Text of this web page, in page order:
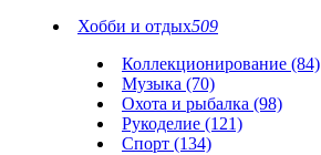
Хобби и отдых509
Коллекционирование (84)
Музыка (70)
Охота и рыбалка (98)
Рукоделие (121)
Спорт (134)